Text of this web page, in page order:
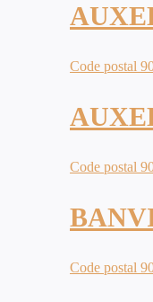
Code postal
Code postal
Code postal